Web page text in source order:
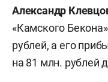
Александр
«Камского
рублей, а его
на 81 млн. рублей